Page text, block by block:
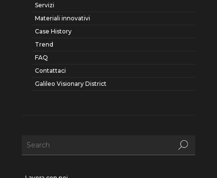
Servizi
Materiali innovativi
Case History
Trend
FAQ
Contattaci
Galileo Visionary District